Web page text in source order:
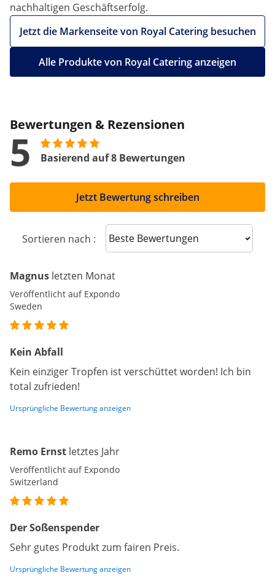
nachhaltigen Geschäftserfolg.
Jetzt die Markenseite von Royal Catering besuchen
Alle Produkte von Royal Catering anzeigen
Bewertungen & Rezensionen
5 Basierend auf 8 Bewertungen
Jetzt Bewertung schreiben
Sortieren nach : Sort reviews
Magnus letzten Monat
Veröffentlicht auf Expondo
Sweden
Kein Abfall
Kein einziger Tropfen ist verschüttet worden! Ich bin
total zufrieden!
Ursprüngliche Bewertung anzeigen
Remo Ernst letztes Jahr
Veröffentlicht auf Expondo
Switzerland
Der Soßenspender
Sehr gutes Produkt zum fairen Preis.
Ursprüngliche Bewertung anzeigen